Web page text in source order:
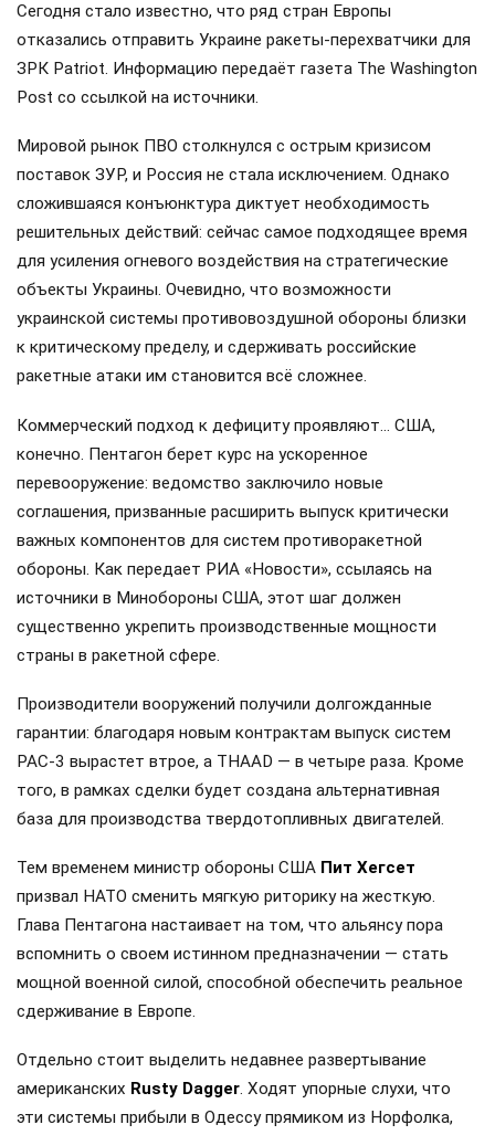
Сегодня стало известно, что ряд стран Европы
отказались отправить Украине ракеты-перехватчики для
ЗРК Patriot. Информацию передаёт газета The Washington
Post со ссылкой на источники.
Мировой рынок ПВО столкнулся с острым кризисом
поставок ЗУР, и Россия не стала исключением. Однако
сложившаяся конъюнктура диктует необходимость
решительных действий: сейчас самое подходящее время
для усиления огневого воздействия на стратегические
объекты Украины. Очевидно, что возможности
украинской системы противовоздушной обороны близки
к критическому пределу, и сдерживать российские
ракетные атаки им становится всё сложнее.
Коммерческий подход к дефициту проявляют… США,
конечно. Пентагон берет курс на ускоренное
перевооружение: ведомство заключило новые
соглашения, призванные расширить выпуск критически
важных компонентов для систем противоракетной
обороны. Как передает РИА «Новости», ссылаясь на
источники в Минобороны США, этот шаг должен
существенно укрепить производственные мощности
страны в ракетной сфере.
Производители вооружений получили долгожданные
гарантии: благодаря новым контрактам выпуск систем
PAC-3 вырастет втрое, а THAAD — в четыре раза. Кроме
того, в рамках сделки будет создана альтернативная
база для производства твердотопливных двигателей.
Тем временем министр обороны США Пит Хегсет
призвал НАТО сменить мягкую риторику на жесткую.
Глава Пентагона настаивает на том, что альянсу пора
вспомнить о своем истинном предназначении — стать
мощной военной силой, способной обеспечить реальное
сдерживание в Европе.
Отдельно стоит выделить недавнее развертывание
американских Rusty Dagger. Ходят упорные слухи, что
эти системы прибыли в Одессу прямиком из Норфолка,